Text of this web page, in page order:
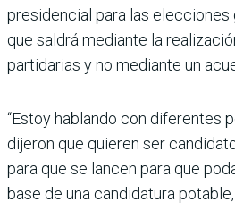
presi­dencial para las elecciones
que sal­drá mediante la
partidarias y no mediante un
“Estoy hablando con diferen­tes
dije­ron que quieren ser
para que se lancen para que
base de una candidatura